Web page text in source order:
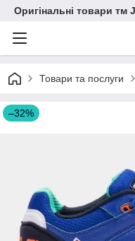
Оригінальні товари тм
Товари та послуги
–32%